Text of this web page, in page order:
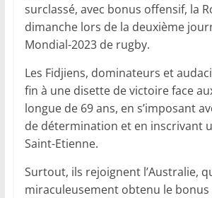
surclassé, avec bonus offensif, la
dimanche lors de la deuxième
Mondial-2023 de rugby.
Les Fidjiens, dominateurs et
fin à une disette de victoire face
longue de 69 ans, en s’imposant
de détermination et en inscrivant
Saint-Etienne.
Surtout, ils rejoignent l’Australie,
miraculeusement obtenu le bonus